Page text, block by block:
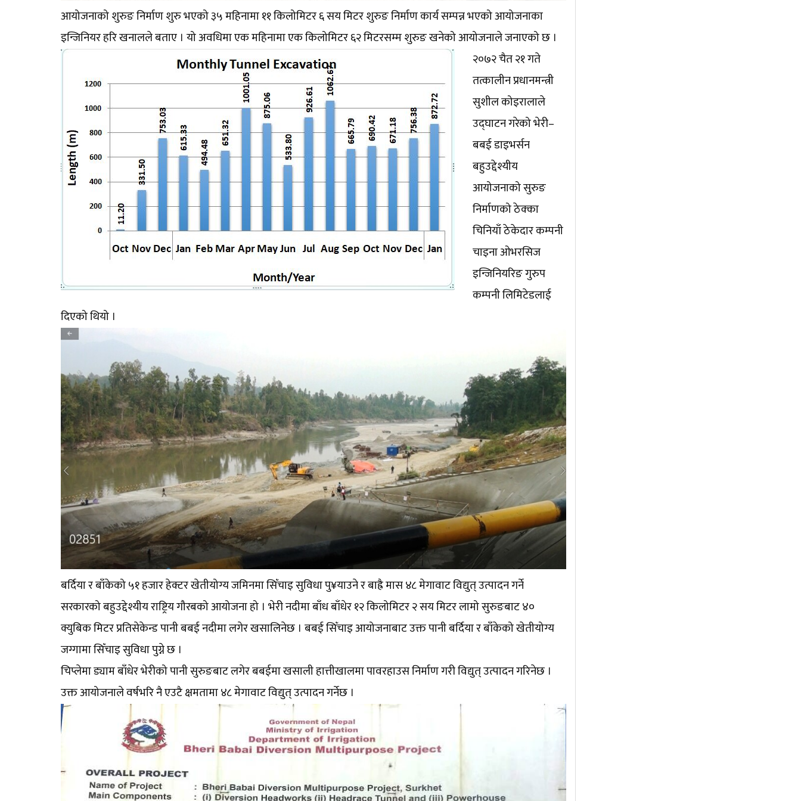
आयोजनाको शुरुङ निर्माण शुरु भएको ३५ महिनामा ११ किलोमिटर ६ सय मिटर शुरुङ निर्माण कार्य सम्पन्न भएको आयोजनाका
इन्जिनियर हरि खनालले बताए । यो अवधिमा एक महिनामा एक किलोमिटर ६२ मिटरसम्म शुरुङ खनेको आयोजनाले जनाएको छ ।
२०७२ चैत २१ गते
तत्कालीन प्रधानमन्त्री
सुशील कोइरालाले
उद्घाटन गरेको भेरी–
बबई डाइभर्सन
बहुउद्देश्यीय
आयोजनाको सुरुङ
निर्माणको ठेक्का
चिनियाँ ठेकेदार कम्पनी
चाइना ओभरसिज
इन्जिनियरिङ गुरुप
कम्पनी लिमिटेडलाई
दिएको थियो ।
बर्दिया र बाँकेको ५१ हजार हेक्टर खेतीयोग्य जमिनमा सिँचाइ सुविधा पु¥याउने र बाह्रै मास ४८ मेगावाट विद्युत् उत्पादन गर्ने
सरकारको बहुउद्देश्यीय राष्ट्रिय गौरबको आयोजना हो । भेरी नदीमा बाँध बाँधेर १२ किलोमिटर २ सय मिटर लामो सुरुङबाट ४०
क्युबिक मिटर प्रतिसेकेन्ड पानी बबई नदीमा लगेर खसालिनेछ । बबई सिँचाइ आयोजनाबाट उक्त पानी बर्दिया र बाँकेको खेतीयोग्य
जग्गामा सिँचाइ सुविधा पुग्ने छ ।
चिप्लेमा ड्याम बाँधेर भेरीको पानी सुरुङबाट लगेर बबईमा खसाली हात्तीखालमा पावरहाउस निर्माण गरी विद्युत् उत्पादन गरिनेछ ।
उक्त आयोजनाले वर्षभरि नै एउटै क्षमतामा ४८ मेगावाट विद्युत् उत्पादन गर्नेछ ।